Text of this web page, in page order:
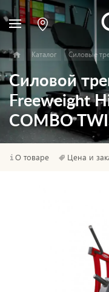
Каталог Силовые
Силовой
Freeweight
COMBO
О товаре Цена и